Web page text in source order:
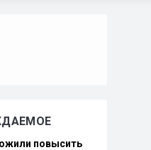
повысить